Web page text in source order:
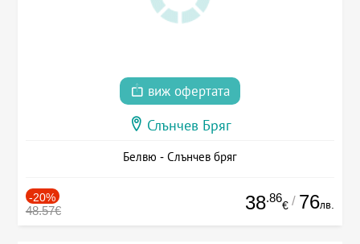
виж офертата
Слънчев Бряг
Белвю - Слънчев бряг
-20%
48.57€ 38.86
€ / 76лв.